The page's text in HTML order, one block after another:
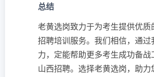
总结
老黄选岗致力于为考生提供优质
招聘培训服务。我们相信，通过
力，定能帮助更多考生成功备战
山西招聘。选择老黄选岗，助力